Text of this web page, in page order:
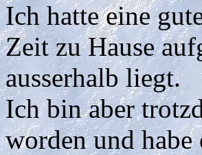
Ich hatte eine
Zeit zu Hause
ausserhalb liegt.
Ich bin aber
worden und